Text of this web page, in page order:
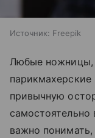
Источник: Freepik
Любые ножницы,
привычную
важно